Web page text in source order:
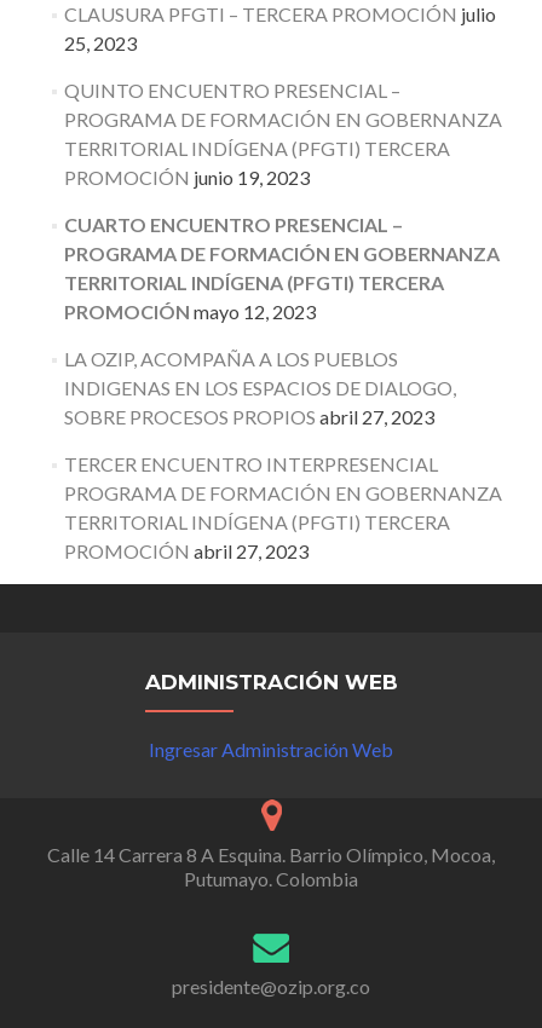
CLAUSURA PFGTI – TERCERA PROMOCIÓN julio
25, 2023
QUINTO ENCUENTRO PRESENCIAL –
PROGRAMA DE FORMACIÓN EN GOBERNANZA
TERRITORIAL INDÍGENA (PFGTI) TERCERA
PROMOCIÓN junio 19, 2023
CUARTO ENCUENTRO PRESENCIAL –
PROGRAMA DE FORMACIÓN EN GOBERNANZA
TERRITORIAL INDÍGENA (PFGTI) TERCERA
PROMOCIÓN mayo 12, 2023
LA OZIP, ACOMPAÑA A LOS PUEBLOS
INDIGENAS EN LOS ESPACIOS DE DIALOGO,
SOBRE PROCESOS PROPIOS abril 27, 2023
TERCER ENCUENTRO INTERPRESENCIAL
PROGRAMA DE FORMACIÓN EN GOBERNANZA
TERRITORIAL INDÍGENA (PFGTI) TERCERA
PROMOCIÓN abril 27, 2023
ADMINISTRACIÓN WEB
Ingresar Administración Web
Calle 14 Carrera 8 A Esquina. Barrio Olímpico, Mocoa,
Putumayo. Colombia
presidente@ozip.org.co